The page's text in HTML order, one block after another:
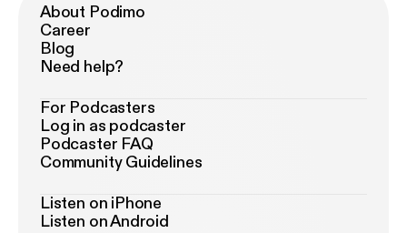
About Podimo
Career
Blog
Need help?
For Podcasters
Log in as podcaster
Podcaster FAQ
Community Guidelines
Listen on iPhone
Listen on Android